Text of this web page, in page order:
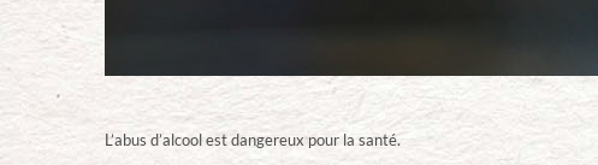
L’abus d’alcool est dangereux pour la santé.